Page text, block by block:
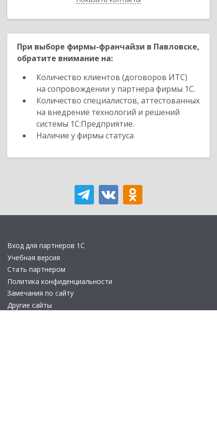
При выборе фирмы-франчайзи в Павловске,
обратите внимание на:
Количество клиентов (договоров ИТС)
на сопровождении у партнера фирмы 1С.
Количество специалистов, аттестованных
на внедрение технологий и решений
системы 1С:Предприятие.
Наличие у фирмы статуса
Вход для партнеров 1С
Учебная версия
Стать партнером
Политика конфиденциальности
Замечания по сайту
Другие сайты